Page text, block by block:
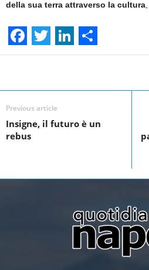
della sua terra attraverso la cultura
F
c
e
b
k
T
i
t
t
L
n
k
e
n
S
a
e
Previous article
Insigne, il futuro è un
rebus